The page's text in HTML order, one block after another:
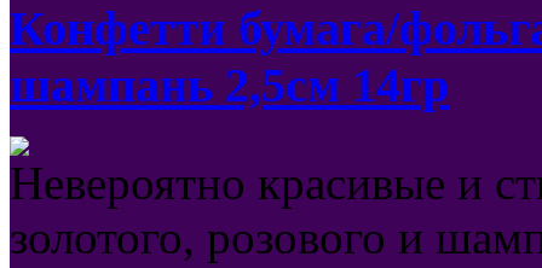
Конфетти бумага/
шампань 2,5см 14гр
Невероятно красивые и
золотого, розового и